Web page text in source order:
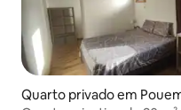
Quarto privado em